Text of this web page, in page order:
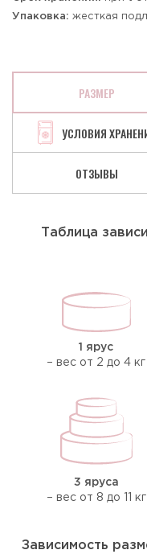
Упаковка: жесткая
РАЗМЕР
УСЛОВИЯ
ОТЗЫВЫ
Таблица
1 ярус
– вес от 2 до 4 кг
3 яруса
– вес от 8 до 11 кг
Зависимость